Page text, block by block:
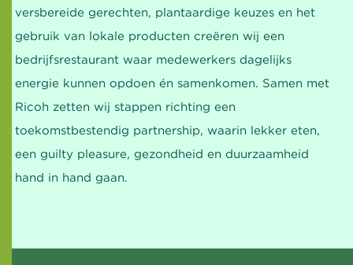
versbereide gerechten, plantaardige keuzes en het
gebruik van lokale producten creëren wij een
bedrijfsrestaurant waar medewerkers dagelijks
energie kunnen opdoen én samenkomen. Samen met
Ricoh zetten wij stappen richting een
toekomstbestendig partnership, waarin lekker eten,
een guilty pleasure, gezondheid en duurzaamheid
hand in hand gaan.